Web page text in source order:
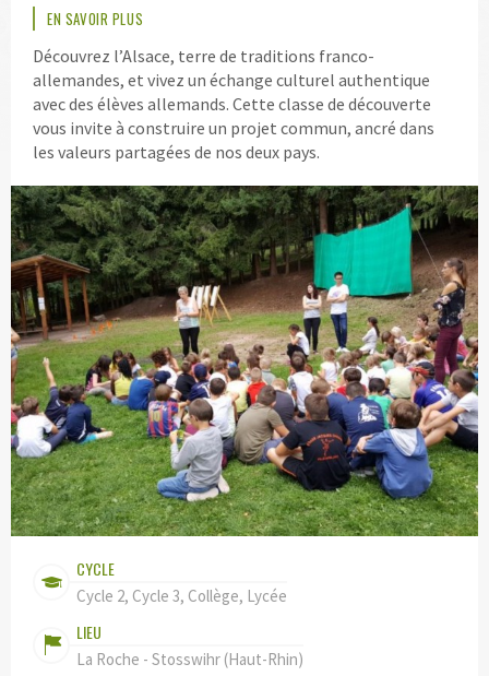
EN SAVOIR PLUS
Découvrez l’Alsace, terre de traditions franco-
allemandes, et vivez un échange culturel authentique
avec des élèves allemands. Cette classe de découverte
vous invite à construire un projet commun, ancré dans
les valeurs partagées de nos deux pays.
CYCLE
Cycle 2, Cycle 3, Collège, Lycée
LIEU
La Roche - Stosswihr (Haut-Rhin)